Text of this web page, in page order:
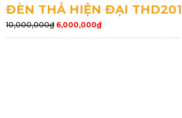
ĐÈN THẢ HIỆN ĐẠI THD201
10,000,000₫ 6,000,000₫